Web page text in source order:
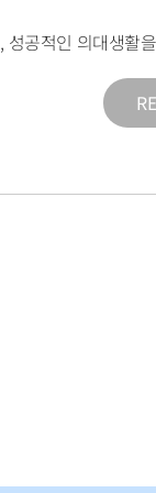
, 성공적인 의대생활